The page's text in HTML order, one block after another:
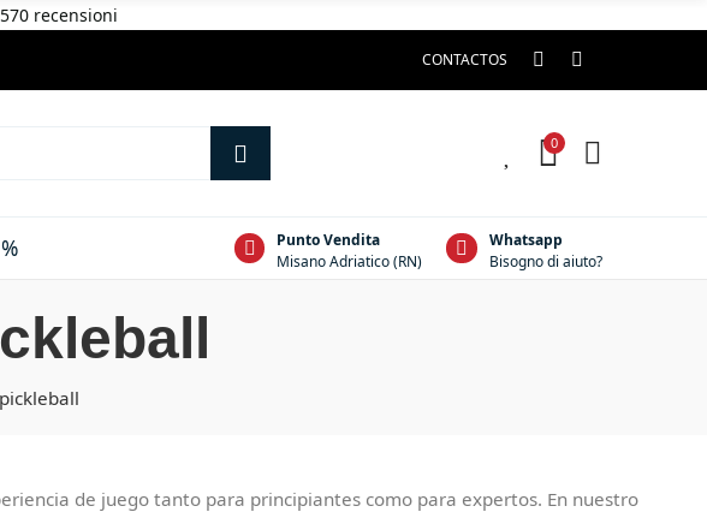
recensioni
CONTACTOS
0
Punto Vendita
Misano Adriatico (RN)
Whatsapp
Bisogno di aiuto?
de juego tanto para principiantes como para expertos. En nuestro